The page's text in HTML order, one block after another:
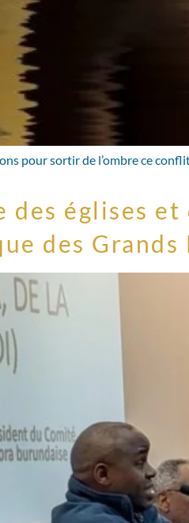
pour sortir de l’ombre ce
des églises
des Grands